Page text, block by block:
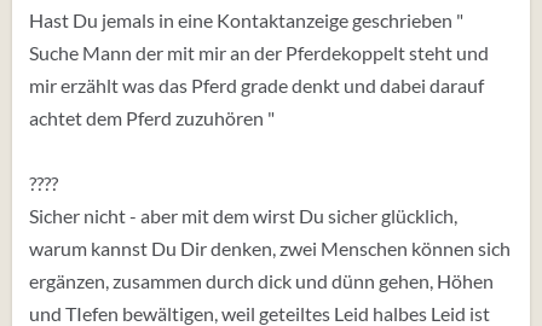
Hast Du jemals in eine Kontaktanzeige geschrieben "
Suche Mann der mit mir an der Pferdekoppelt steht und
mir erzählt was das Pferd grade denkt und dabei darauf
achtet dem Pferd zuzuhören "
????
Sicher nicht - aber mit dem wirst Du sicher glücklich,
warum kannst Du Dir denken, zwei Menschen können sich
ergänzen, zusammen durch dick und dünn gehen, Höhen
und TIefen bewältigen, weil geteiltes Leid halbes Leid ist